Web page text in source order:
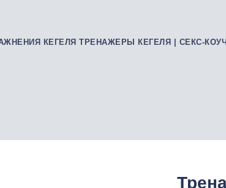
КЕГЕЛЯ ТРЕНАЖЕРЫ КЕГЕЛЯ | СЕКС-КОУЧ